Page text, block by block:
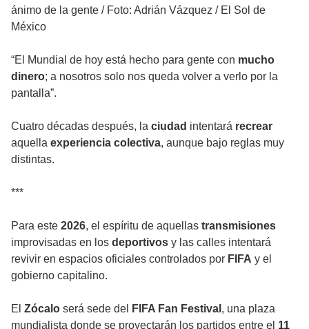
ánimo de la gente / Foto: Adrián Vázquez / El Sol de
México
“El Mundial de hoy está hecho para gente con mucho
dinero; a nosotros solo nos queda volver a verlo por la
pantalla”.
Cuatro décadas después, la ciudad intentará recrear
aquella experiencia colectiva, aunque bajo reglas muy
distintas.
***
Para este 2026, el espíritu de aquellas transmisiones
improvisadas en los deportivos y las calles intentará
revivir en espacios oficiales controlados por FIFA y el
gobierno capitalino.
El Zócalo será sede del FIFA Fan Festival , una plaza
mundialista donde se proyectarán los partidos entre el 11